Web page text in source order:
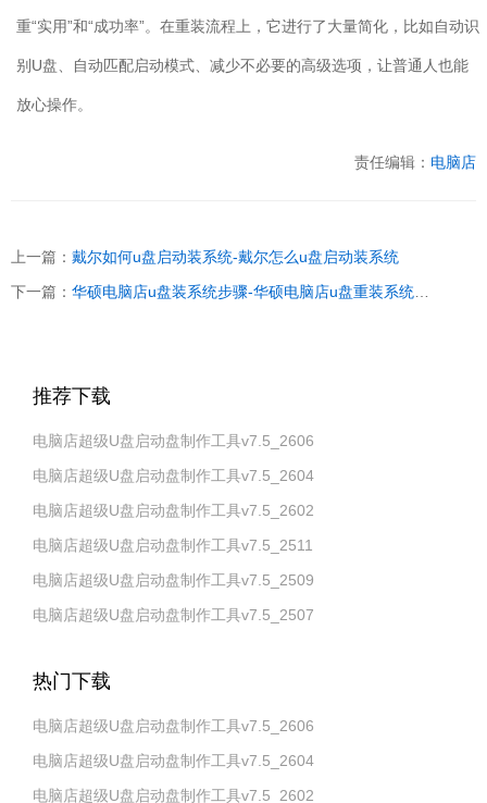
重“实用”和“成功率”。在重装流程上，它进行了大量简化，比如自动识
别 U盘、自动匹配启动模式、减少不必要的高级选项，让普通人也能
放心操作。
责任编辑： 电脑店
上一篇： 戴尔如何u盘启动装系统-戴尔怎么u盘启动装系统
下一篇： 华硕电脑店u盘装系统步骤-华硕电脑店u盘重装系统教程
推荐下载
电脑店超级U盘启动盘制作工具v7.5_2606
电脑店超级U盘启动盘制作工具v7.5_2604
电脑店超级U盘启动盘制作工具v7.5_2602
电脑店超级U盘启动盘制作工具v7.5_2511
电脑店超级U盘启动盘制作工具v7.5_2509
电脑店超级U盘启动盘制作工具v7.5_2507
热门下载
电脑店超级U盘启动盘制作工具v7.5_2606
电脑店超级U盘启动盘制作工具v7.5_2604
电脑店超级U盘启动盘制作工具v7.5_2602